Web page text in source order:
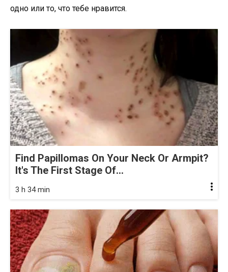
одно или то, что тебе нравится.
Find Papillomas On Your Neck Or Armpit?
It's The First Stage Of...
3 h 34 min